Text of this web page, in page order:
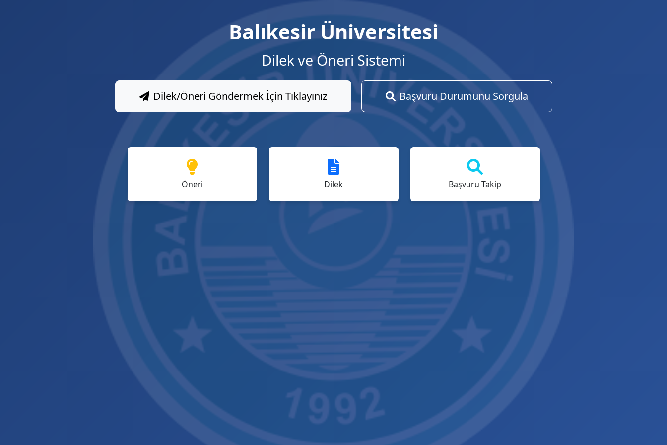
Balıkesir Üniversitesi
Dilek ve Öneri Sistemi
Dilek/Öneri Göndermek İçin Tıklayınız Başvuru Durumunu Sorgula
Öneri Dilek Başvuru Takip